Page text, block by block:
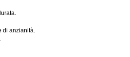
di anzianità.